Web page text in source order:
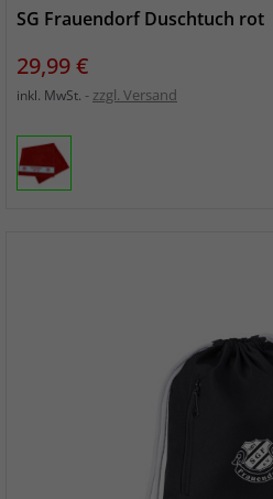
SG Frauendorf Duschtuch rot
Preis
29,99 €
inkl. MwSt. zzgl. Versand